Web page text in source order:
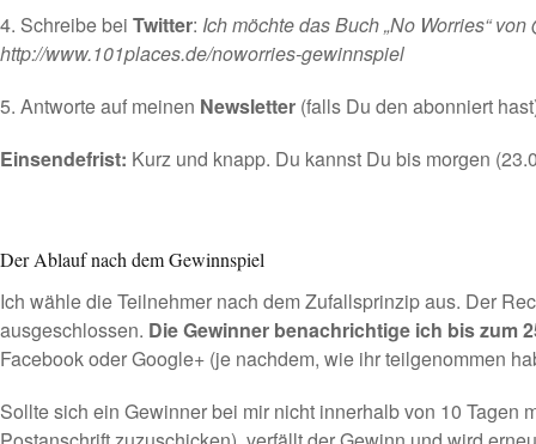
4. Schreibe bei Twitter: Ich möchte das Buch „No Worries“
http://www.101places.de/noworries-gewinnspiel
5. Antworte auf meinen Newsletter (falls Du den abonniert
Einsendefrist: Kurz und knapp. Du kannst Du bis morgen
Der Ablauf nach dem Gewinnspiel
Ich wähle die Teilnehmer nach dem Zufallsprinzip aus. Der
ausgeschlossen. Die Gewinner benachrichtige ich bis zum
Facebook oder Google+ (je nachdem, wie ihr teilgenommen
Sollte sich ein Gewinner bei mir nicht innerhalb von 10 Tagen